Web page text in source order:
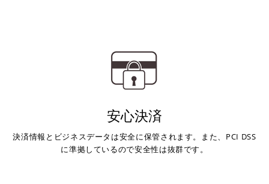
安心決済
決済情報とビジネスデータは安全に保管されます。また、PCI DSS
に準拠しているので安全性は抜群です。